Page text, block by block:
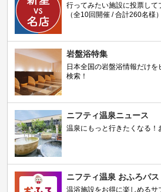
行ってみたい施設に投票して
（全10回開催 / 合計260名様）
岩盤浴特集
日本全国の岩盤浴情報だけ
検索！
ニフティ温泉ニュース
温泉にもっと行きたくなる！
ニフティ温泉 おふろパス
温浴施設をお得に楽しめるサ